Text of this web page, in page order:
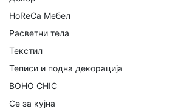
HoReCa Мебел
Расветни тела
Текстил
Теписи и подна декорација
BOHO CHIC
Се за кујна